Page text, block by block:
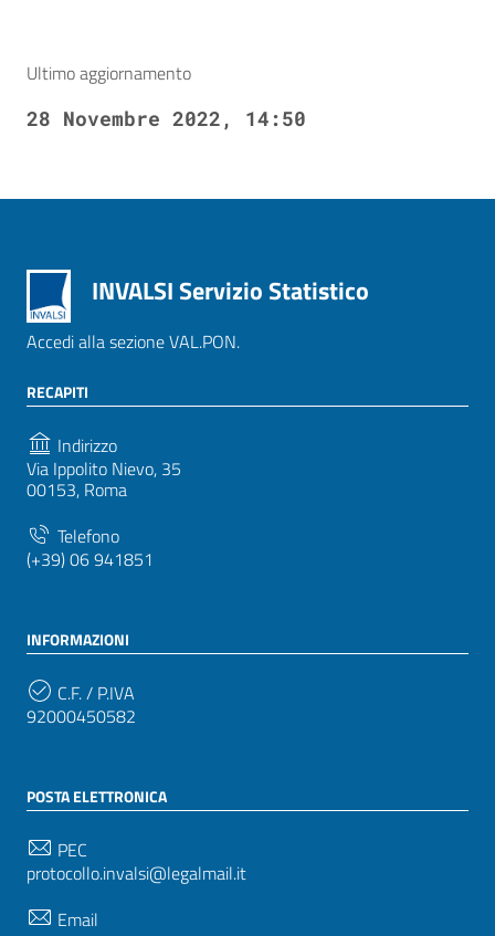
Ultimo aggiornamento
28 Novembre 2022, 14:50
INVALSI Servizio Statistico
Accedi alla sezione VAL.PON.
RECAPITI
Indirizzo
Via Ippolito Nievo, 35
00153, Roma
Telefono
(+39) 06 941851
INFORMAZIONI
C.F. / P.IVA
92000450582
POSTA ELETTRONICA
PEC
protocollo.invalsi@legalmail.it
Email